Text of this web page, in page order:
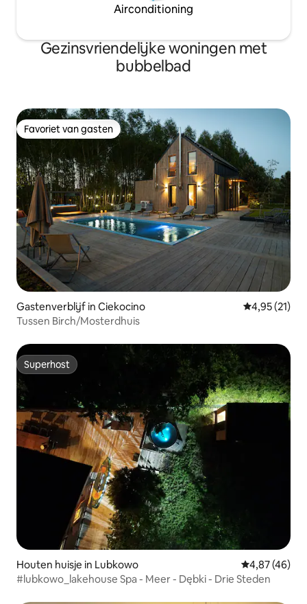
Airconditioning
Gezinsvriendelijke woningen met
bubbelbad
Favoriet van gasten
Favoriet van gasten
Gastenverblijf in Ciekocino Gemiddelde
4,95 (21)
Tussen Birch/Mosterdhuis
Superhost
Superhost
Houten huisje in Lubkowo Gemiddelde
4,87 (46)
#lubkowo_lakehouse Spa - Meer - Dębki - Drie Steden